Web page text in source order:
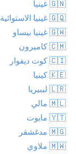
🇬🇳 غينيا
🇬🇶 غينيا الاستوائية
🇬🇼 غينيا بيساو
🇨🇲 كاميرون
🇨🇮 كوت ديفوار
🇰🇪 كينيا
🇱🇷 ليبيريا
🇲🇱 مالي
🇾🇹 مايوت
🇲🇬 مدغشقر
🇲🇼 ملاوي